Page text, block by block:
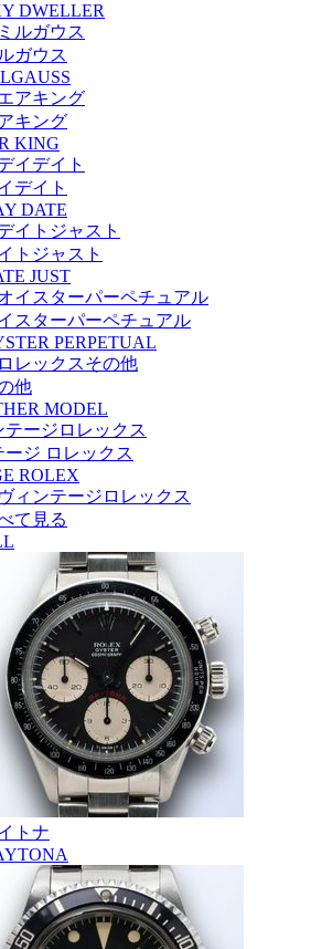
DWELLER
ガウス
キング
KING
デイト
DATE
トジャスト
JUST
スターパーペチュアル
PERPETUAL
他
MODEL
ージ ロレックス
ROLEX
て見る
トナ